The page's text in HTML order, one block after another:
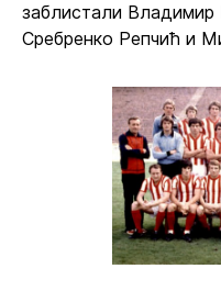
заблистали
Сребренко Репчић и